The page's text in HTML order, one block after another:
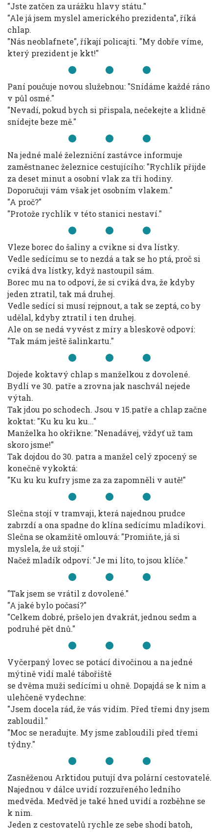
"Jste zatčen za urážku hlavy státu."
"Ale já jsem myslel amerického prezidenta", říká
chlap.
"Nás neoblafnete", říkají policajti. "My dobře víme,
který prezident je kkt!"
Paní poučuje novou služebnou: "Snídáme každé ráno
v půl osmé."
"Nevadí, pokud bych si přispala, nečekejte a klidně
snídejte beze mě."
Na jedné malé železniční zastávce informuje
zaměstnanec železnice cestujícího: "Rychlík přijde
za deset minut a osobní vlak za tři hodiny.
Doporučuji vám však jet osobním vlakem."
"A proč?"
"Protože rychlík v této stanici nestaví."
Vleze borec do šaliny a cvikne si dva lístky.
Vedle sedícímu se to nezdá a tak se ho ptá, proč si
cviká dva lístky, když nastoupil sám.
Borec mu na to odpoví, že si cviká dva, že kdyby
jeden ztratil, tak má druhej.
Vedle sedící si musí rejpnout, a tak se zeptá, co by
udělal, kdyby ztratil i ten druhej.
Ale on se nedá vyvést z míry a bleskově odpoví:
"Tak mám ještě šalinkartu."
Dojede koktavý chlap s manželkou z dovolené.
Bydlí ve 30. patře a zrovna jak naschvál nejede
výtah.
Tak jdou po schodech. Jsou v 15.patře a chlap začne
koktat: "Ku ku ku ku..."
Manželka ho okřikne: "Nenadávej, vždyť už tam
skoro jsme!"
Tak dojdou do 30. patra a manžel celý zpocený se
konečně vykoktá:
"Ku ku ku kufry jsme za za zapomněli v autě!"
Slečna stojí v tramvaji, která najednou prudce
zabrzdí a ona spadne do klína sedícímu mladíkovi.
Slečna se okamžitě omlouvá: "Promiňte, já si
myslela, že už stojí."
Načež mladík odpoví: "Je mi líto, to jsou klíče."
"Tak jsem se vrátil z dovolené."
"A jaké bylo počasí?"
"Celkem dobré, pršelo jen dvakrát, jednou sedm a
podruhé pět dnů."
Vyčerpaný lovec se potácí divočinou a na jedné
mýtině vidí malé tábořiště
se dvěma muži sedícími u ohně. Dopajdá se k nim a
ulehčeně vydechne:
"Jsem docela rád, že vás vidím. Před třemi dny jsem
zabloudil."
"Moc se neradujte. My jsme zabloudili před třemi
týdny."
Zasněženou Arktidou putují dva polární cestovatelé.
Najednou v dálce uvidí rozzuřeného ledního
medvěda. Medvěd je také hned uvidí a rozběhne se
k nim.
Jeden z cestovatelů rychle ze sebe shodí batoh,